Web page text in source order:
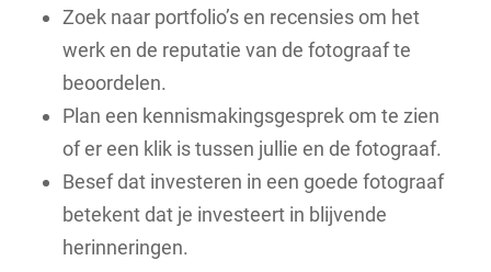
Zoek naar portfolio’s en recensies om het
werk en de reputatie van de fotograaf te
beoordelen.
Plan een kennismakingsgesprek om te zien
of er een klik is tussen jullie en de fotograaf.
Besef dat investeren in een goede fotograaf
betekent dat je investeert in blijvende
herinneringen.